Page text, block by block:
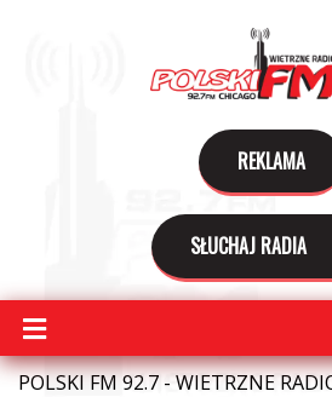
REKLAMA
SŁUCHAJ RADIA
POLSKI FM 92.7 - WIETRZNE